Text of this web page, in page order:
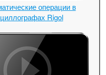
операции в
Rigol